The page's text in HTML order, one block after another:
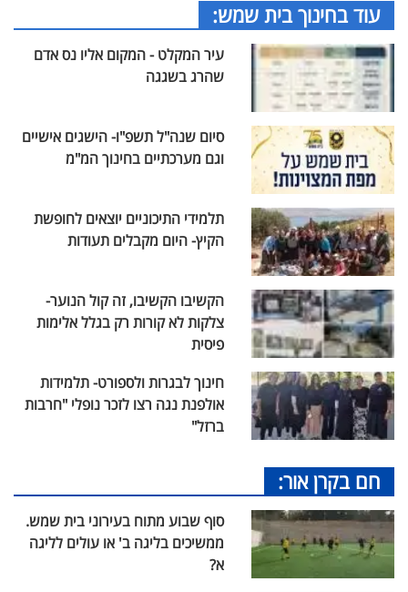
עוד בחינוך בית שמש:
עיר המקלט - המקום אליו נס אדם
שהרג בשגגה
סיום שנה"ל תשפ"ו- הישגים אישיים
וגם מערכתיים בחינוך המ"מ
תלמידי התיכוניים יוצאים לחופשת
הקיץ- היום מקבלים תעודות
הקשיבו הקשיבו, זה קול הנוער-
צלקות לא קורות רק בגלל אלימות
פיסית
חינוך לבגרות ולספורט- תלמידות
אולפנת נגה רצו לזכר נופלי "חרבות
ברזל"
חם בקרן אור:
סוף שבוע מתוח בעירוני בית שמש.
ממשיכים בליגה ב' או עולים לליגה
א?